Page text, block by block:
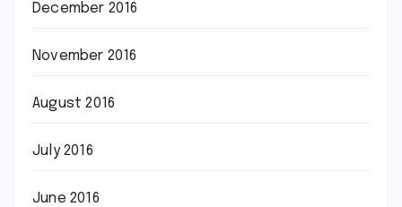
December 2016
November 2016
August 2016
July 2016
June 2016